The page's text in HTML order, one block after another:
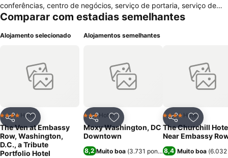
conferências, centro de negócios, serviço de portaria, serviço de
babysitting, serviço de quartos, serviço de engraxamento, terraço,
se preparado para pessoas com mobilidade reduzida. O hóspede
corrida. Os quartos destinam-se a não fumadores e encontram-se
equipados com ar condicionado, aquecimento, ferro e tábua de
passar, acesso à internet, rádio, tv por cabo / satélite, mesa de
telefone e wi-fi. Tem também casa de banho privada com banheira /
duche e secador de cabelo.
Comparar com estadias semelhantes
Alojamento selecionado
PartilharAdicionar aos favoritos
4 EstrelasHotel
The Ven at Embassy
Row, Washington,
D.C., a Tribute
Portfolio Hotel
Alojamentos semelhantes
PartilharAdicionar aos favoritos
3 Estrelas
Hotel
Moxy Washington, DC
Downtown
8,2 Muito boa (3.731 pontuações)
Partilhar
4 EstrelasHotel
The Churchill
Near Embassy
8,4 Muito boa (6.032